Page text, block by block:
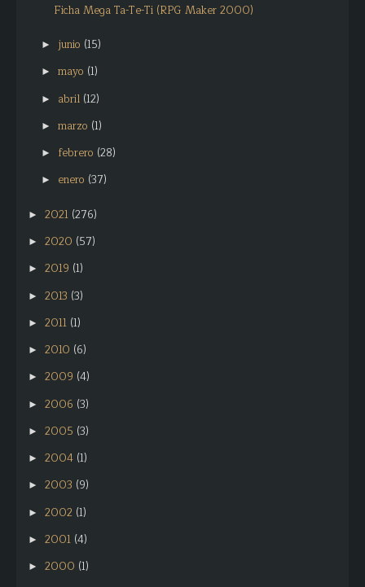
Ficha Mega Ta-Te-Ti (RPG Maker 2000)
► junio (15)
► mayo (1)
► abril (12)
► marzo (1)
► febrero (28)
► enero (37)
► 2021 (276)
► 2020 (57)
► 2019 (1)
► 2013 (3)
► 2011 (1)
► 2010 (6)
► 2009 (4)
► 2006 (3)
► 2005 (3)
► 2004 (1)
► 2003 (9)
► 2002 (1)
► 2001 (4)
► 2000 (1)